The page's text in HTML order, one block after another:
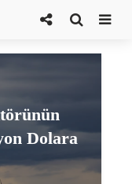
Dolara